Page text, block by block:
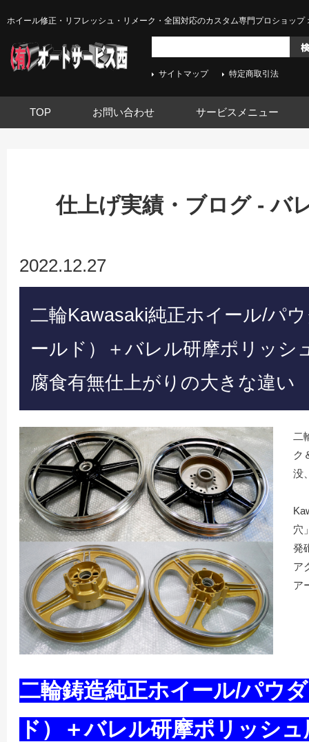
ホイール修正・リフレッシュ・リメーク・全国対応のカスタム専門プロショップ
サイトマップ 特定商取引法
TOP お問い合わせ サービスメニュー
仕上げ実績・ブログ - バ
2022.12.27
二輪Kawasaki純正ホイール/パ
ールド）＋バレル研摩ポリッシ
腐食有無仕上がりの大きな違い
二
ク
没
穴
発
ア
ア
二輪鋳造純正ホイール/パウ
ド）＋バレル研摩ポリッシ